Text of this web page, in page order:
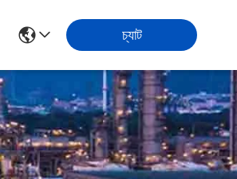
চ্যাট